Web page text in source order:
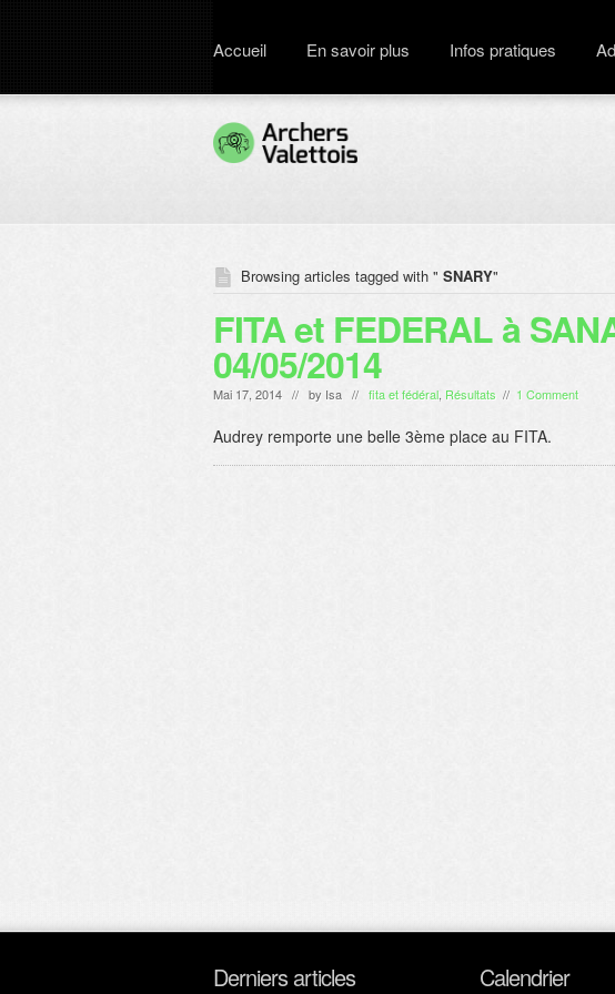
Accueil En savoir plus Infos pratiques
Browsing articles tagged with " SNARY"
FITA et FEDERAL à
04/05/2014
Mai 17, 2014 // by Isa // fita et fédéral Résultats // 1 Comment
Audrey remporte une belle 3ème place au FITA.
Derniers articles Calendrier